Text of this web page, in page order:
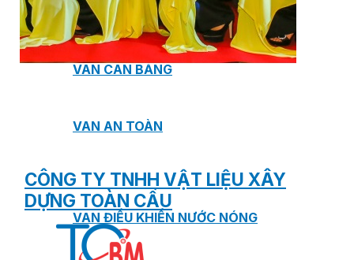
VAN GIẢM ÁP
VAN CÂN BẰNG
VAN AN TOÀN
VAN ĐIỀU KHIỂN NƯỚC NÓNG
CÔNG TY TNHH VẬT LIỆU XÂY
DỰNG TOÀN CẦU